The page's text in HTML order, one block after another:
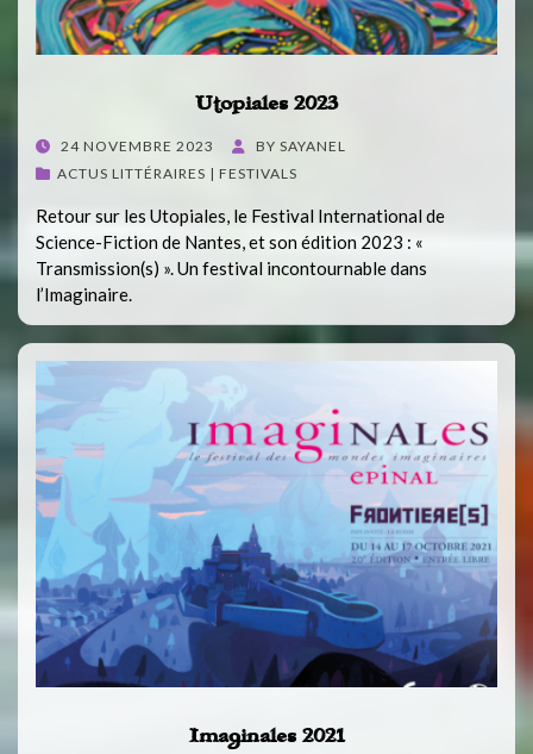
Utopiales 2023
POSTED
ON
24 NOVEMBRE 2023 BY SAYANEL
ACTUS LITTÉRAIRES | FESTIVALS
Retour sur les Utopiales, le Festival International de
Science-Fiction de Nantes, et son édition 2023 : «
Transmission(s) ». Un festival incontournable dans
l’Imaginaire.
Imaginales 2021